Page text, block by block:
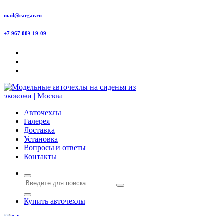
Перейти
содержимому
mail@cargar.ru
+7 967 009-19-09
Авточехлы с доставкой и установкой в Москве
Авточехлы
Галерея
Доставка
Установка
Вопросы и ответы
Контакты
Купить авточехлы